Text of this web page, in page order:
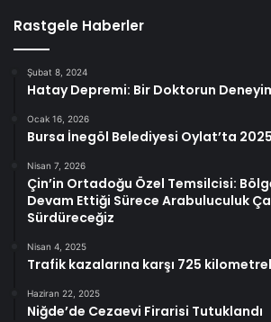
Rastgele Haberler
Şubat 8, 2024
Hatay Depremi: Bir Doktorun
Ocak 16, 2026
Bursa İnegöl Belediyesi Oylat’ta
Nisan 7, 2026
Çin’in Ortadoğu Özel Temsilcisi:
Devam Ettiği Sürece Arabuluculuk
Sürdüreceğiz
Nisan 4, 2025
Trafik kazalarına karşı 725
Haziran 22, 2025
Niğde’de Cezaevi Firarisi Tutuklandı